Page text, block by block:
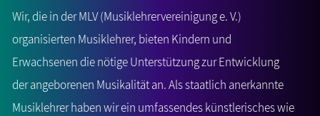
Wir, die in der MLV (Musiklehrervereinigung e. V.)
organisierten Musiklehrer, bieten Kindern und
Erwachsenen die nötige Unterstützung zur Entwicklung
der angeborenen Musikalität an. Als staatlich anerkannte
Musiklehrer haben wir ein umfassendes künstlerisches wie